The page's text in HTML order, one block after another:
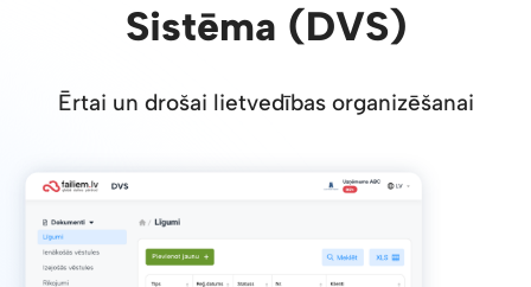
Sistēma (DVS)
Ērtai un drošai lietvedības organizēšanai